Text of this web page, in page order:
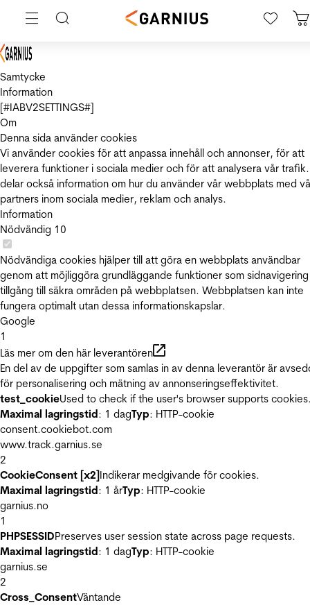
Samtycke
Information
[#IABV2SETTINGS#]
Om
Denna sida använder cookies
Vi använder cookies för att anpassa innehåll och annonser, för att
leverera funktioner i sociala medier och för att analysera vår
delar också information om hur du använder vår webbplats med
partners inom sociala medier, reklam och analys.
Information
Nödvändig 10
Nödvändiga cookies hjälper till att göra en webbplats användbar
genom att möjliggöra grundläggande funktioner som
tillgång till säkra områden på webbplatsen. Webbplatsen kan inte
fungera optimalt utan dessa informationskapslar.
Google
1
Läs mer om den här leverantören
En del av de uppgifter som samlas in av denna leverantör är
för personalisering och mätning av annonseringseffektivitet.
test_cookieUsed to check if the user's browser supports
Maximal lagringstid: 1 dagTyp: HTTP-cookie
consent.cookiebot.com
www.track.garnius.se
2
CookieConsent [x2]Indikerar medgivande för cookies.
Maximal lagringstid: 1 årTyp: HTTP-cookie
garnius.no
1
PHPSESSIDPreserves user session state across page requests.
Maximal lagringstid: 1 dagTyp: HTTP-cookie
garnius.se
2
Cross_ConsentVäntande